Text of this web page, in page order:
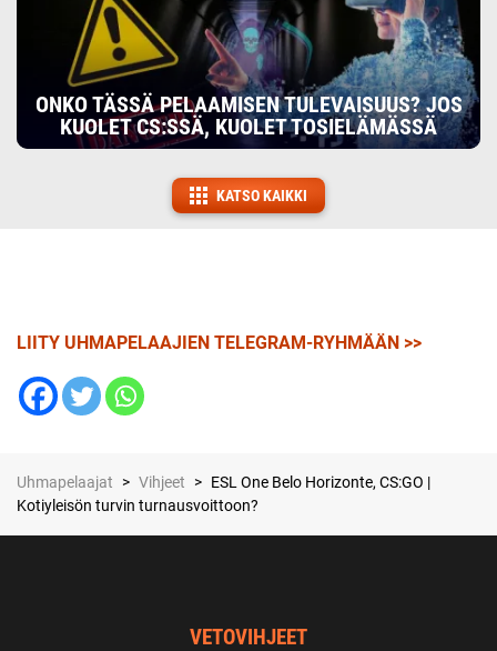
ONKO TÄSSÄ PELAAMISEN TULEVAISUUS? JOS
KUOLET CS:SSÄ, KUOLET TOSIELÄMÄSSÄ
KATSO KAIKKI
LIITY UHMAPELAAJIEN TELEGRAM-RYHMÄÄN >>
Uhmapelaajat > Vihjeet > ESL One Belo Horizonte, CS:GO |
Kotiyleisön turvin turnausvoittoon?
VETOVIHJEET